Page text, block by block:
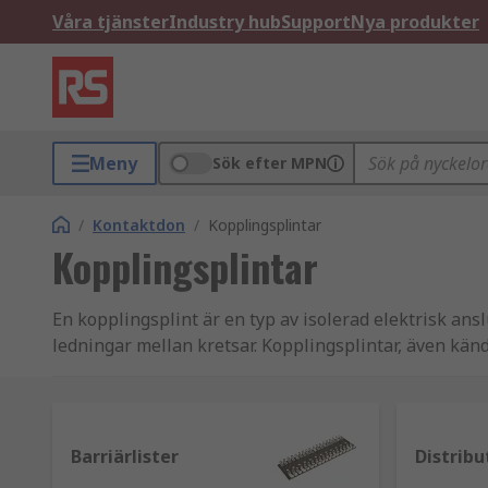
Våra tjänsterIndustry hubSupportNya produkter
Meny Sök efter MPN
/ Kontaktdon / Kopplingsplintar
Kopplingsplintar
En kopplingsplint är en typ av isolerad elektrisk
ledningar mellan kretsar. Kopplingsplintar, även
Vad används kopplingsplintar till?
Barriärlister